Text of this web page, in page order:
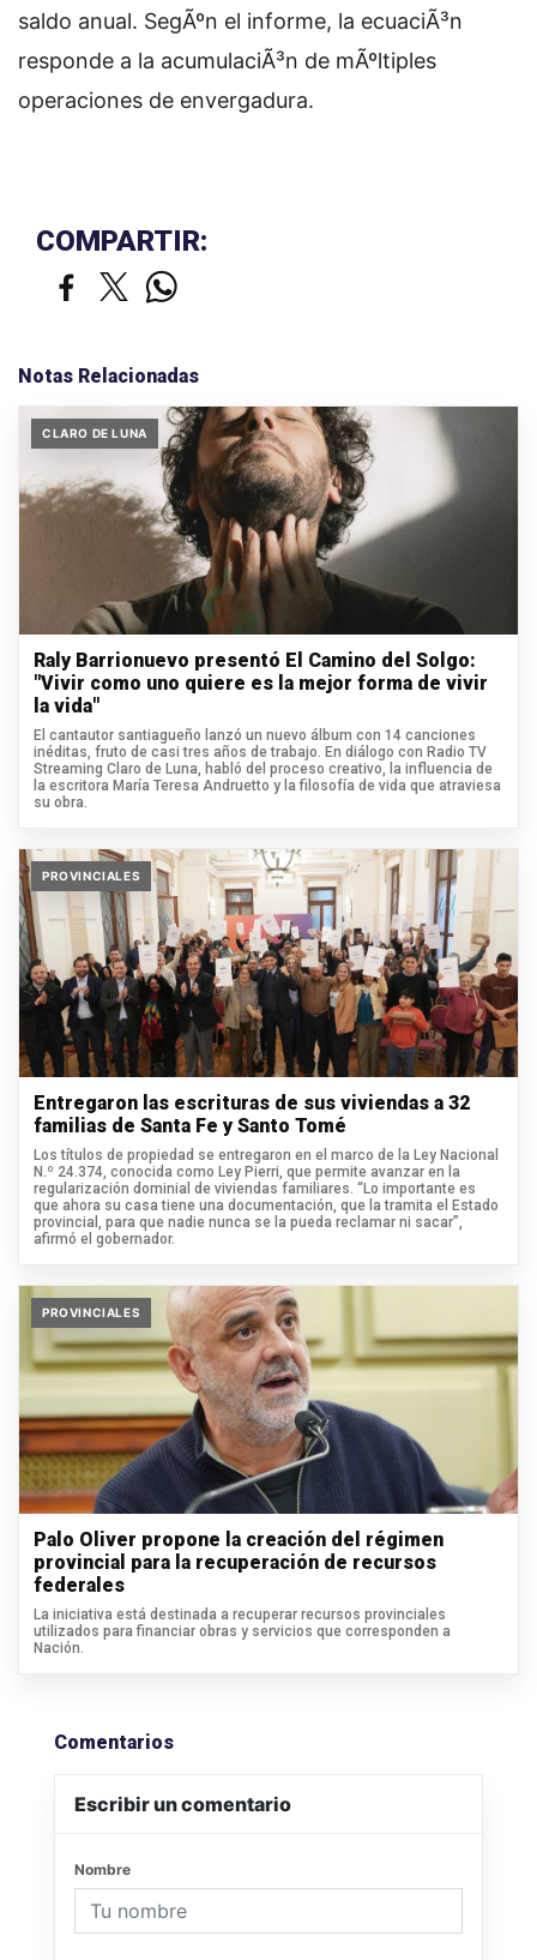
saldo anual. SegÃºn el informe, la ecuaciÃ³n
responde a la acumulaciÃ³n de mÃºltiples
operaciones de envergadura.
COMPARTIR:
Notas Relacionadas
CLARO DE LUNA
Raly Barrionuevo presentó El Camino del Solgo:
"Vivir como uno quiere es la mejor forma de vivir
la vida"
El cantautor santiagueño lanzó un nuevo álbum con 14 canciones
inéditas, fruto de casi tres años de trabajo. En diálogo con Radio TV
Streaming Claro de Luna, habló del proceso creativo, la influencia de
la escritora María Teresa Andruetto y la filosofía de vida que atraviesa
su obra.
PROVINCIALES
Entregaron las escrituras de sus viviendas a 32
familias de Santa Fe y Santo Tomé
Los títulos de propiedad se entregaron en el marco de la Ley Nacional
N.º 24.374, conocida como Ley Pierri, que permite avanzar en la
regularización dominial de viviendas familiares. “Lo importante es
que ahora su casa tiene una documentación, que la tramita el Estado
provincial, para que nadie nunca se la pueda reclamar ni sacar”,
afirmó el gobernador.
PROVINCIALES
Palo Oliver propone la creación del régimen
provincial para la recuperación de recursos
federales
La iniciativa está destinada a recuperar recursos provinciales
utilizados para financiar obras y servicios que corresponden a
Nación.
Comentarios
Escribir un comentario
Nombre